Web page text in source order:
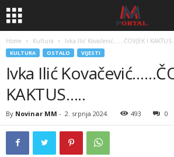
Home Kultura Ivka Ilić Kovačević……ČOVJEK I
KULTURA OSTALO VIJESTI
Ivka Ilić
KAKTUS…..
By Novinar MM - 2. srpnja 2024. 493 0